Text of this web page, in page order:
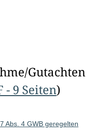
Gutachten
- 9 Seiten)
Abs. 4 GWB geregelten